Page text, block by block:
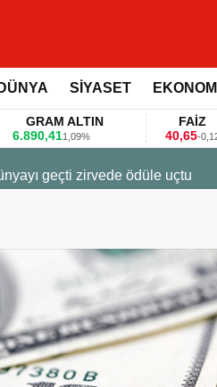
DÜNYA SİYASET EKONOMİ
GRAM ALTIN
1,09%
40,65-0,12%